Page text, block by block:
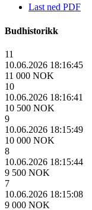
Last ned PDF
Budhistorikk
11
10.06.2026 18:16:45
11 000 NOK
10
10.06.2026 18:16:41
10 500 NOK
9
10.06.2026 18:15:49
10 000 NOK
8
10.06.2026 18:15:44
9 500 NOK
7
10.06.2026 18:15:08
9 000 NOK